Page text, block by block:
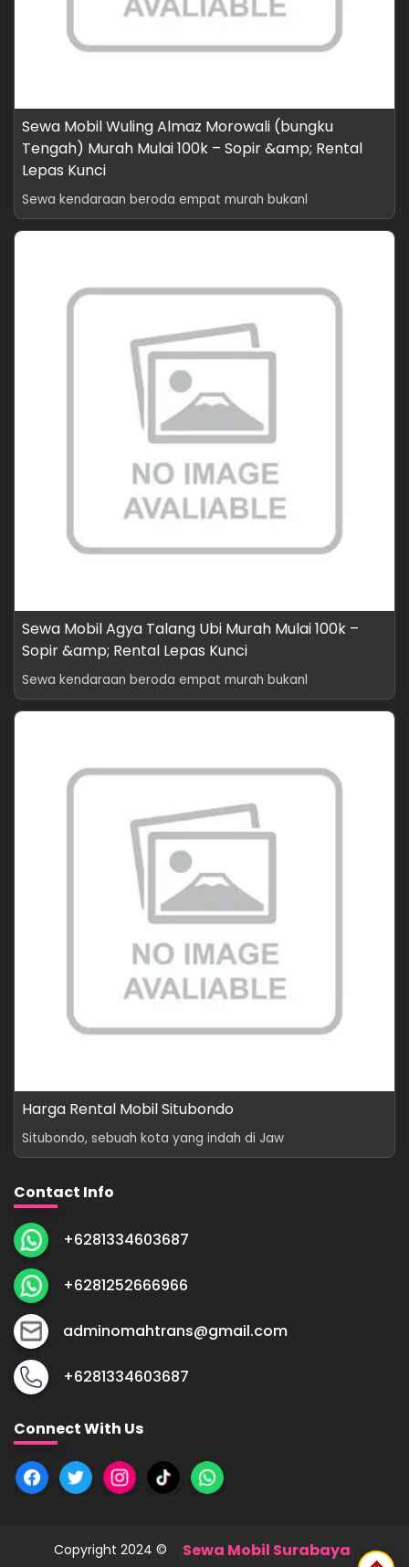
Sewa Mobil Wuling Almaz Morowali (bungku
Tengah) Murah Mulai 100k – Sopir &amp; Rental
Lepas Kunci
Sewa kendaraan beroda empat murah bukanl
Sewa Mobil Agya Talang Ubi Murah Mulai 100k –
Sopir &amp; Rental Lepas Kunci
Sewa kendaraan beroda empat murah bukanl
Harga Rental Mobil Situbondo
Situbondo, sebuah kota yang indah di Jaw
Contact Info
+6281334603687
+6281252666966
adminomahtrans@gmail.com
+6281334603687
Connect With Us
Copyright 2024 © Sewa Mobil Surabaya